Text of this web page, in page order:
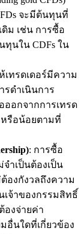
จะมีต้นทุนที่
ดิม เช่น การซื้อ
ทุนใน CDFs ใน
เทรดเดอร์มีความ
รดำเนินการ
ออกจากการเทรด
หรือน้อยตามที่
: การซื้อ
ำเป็นต้องเป็น
องกังวลถึงความ
เจ้าของกรรมสิทธิ์
องจ่ายค่า
อื่นใดที่เกี่ยวข้อง